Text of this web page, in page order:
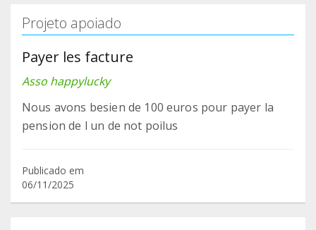
Projeto apoiado
Payer les facture
Asso happylucky
Nous avons besien de 100 euros pour payer la
pension de l un de not poilus
Publicado em
06/11/2025